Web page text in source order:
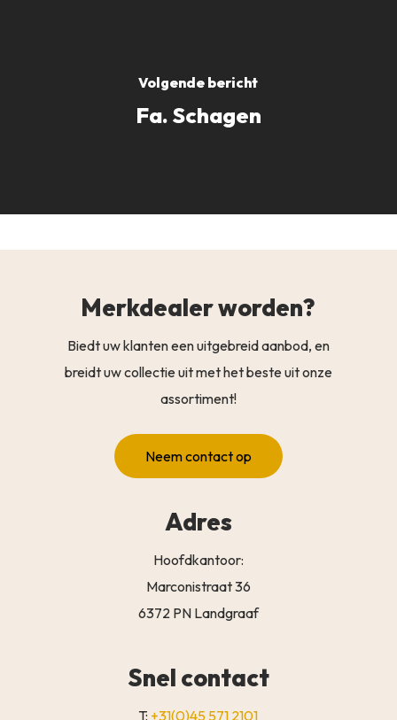
Volgende bericht
Fa. Schagen
Merkdealer worden?
Biedt uw klanten een uitgebreid aanbod, en
breidt uw collectie uit met het beste uit onze
assortiment!
Neem contact op
Adres
Hoofdkantoor:
Marconistraat 36
6372 PN Landgraaf
Snel contact
T: +31(0)45 571 2101